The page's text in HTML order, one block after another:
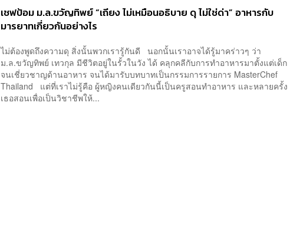
เชฟป้อม ม.ล.ขวัญทิพย์ “เถียง ไม่เหมือนอธิบาย ดุ ไม่ใช่ด่า” อาหารกับ
มารยาทเกี่ยวกันอย่างไร
ไม่ต้องพูดถึงความดุ สิ่งนั้นพวกเรารู้กันดี นอกนั้นเราอาจได้รู้มาคร่าวๆ ว่า
ม.ล.ขวัญทิพย์ เทวกุล มีชีวิตอยู่ในรั้วในวัง ได้ คลุกคลีกับการทำอาหารมาตั้งแต่เด็ก
จนเชี่ยวชาญด้านอาหาร จนได้มารับบทบาทเป็นกรรมการรายการ MasterChef
Thailand แต่ที่เราไม่รู้คือ ผู้หญิงคนเดียวกันนี้เป็นครูสอนทำอาหาร และหลายครั้ง
เธอสอนเพื่อเป็นวิชาชีพให้...